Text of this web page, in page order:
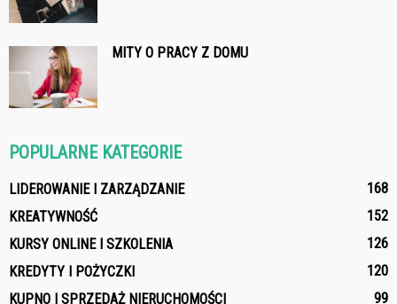
MITY O PRACY Z DOMU
POPULARNE KATEGORIE
LIDEROWANIE I ZARZĄDZANIE
168
KREATYWNOŚĆ
152
KURSY ONLINE I SZKOLENIA
126
KREDYTY I POŻYCZKI
120
KUPNO I SPRZEDAŻ NIERUCHOMOŚCI
99